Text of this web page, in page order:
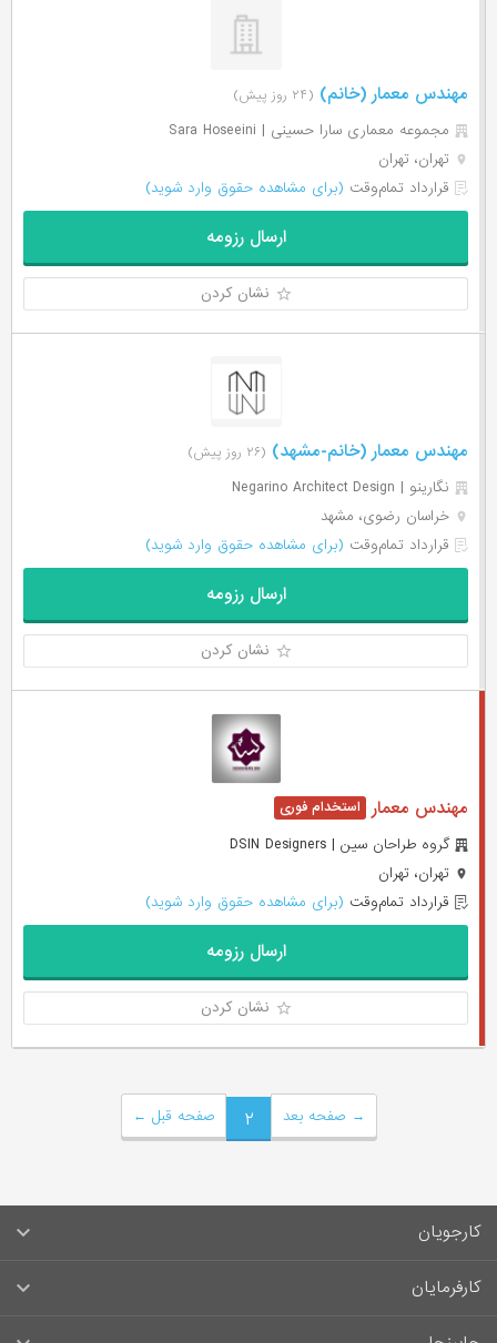
مهندس معمار (خانم) (۲۴ روز پیش)
مجموعه معماری سارا حسینی | Sara Hoseeini
تهران، تهران
قرارداد تمام‌وقت (برای مشاهده حقوق وارد شوید)
ارسال رزومه
نشان کردن
مهندس معمار (خانم-مشهد) (۲۶ روز پیش)
نگارینو | Negarino Architect Design
خراسان رضوی، مشهد
قرارداد تمام‌وقت (برای مشاهده حقوق وارد شوید)
ارسال رزومه
نشان کردن
مهندس معمار
گروه طراحان سین | DSIN Designers
تهران، تهران
قرارداد تمام‌وقت (برای مشاهده حقوق وارد شوید)
ارسال رزومه
نشان کردن
← صفحه قبل ۲ صفحه بعد →
کارجویان
سوالات متداول کارجویان
کارفرمایان
راهنمای ثبت آگهی استخدام